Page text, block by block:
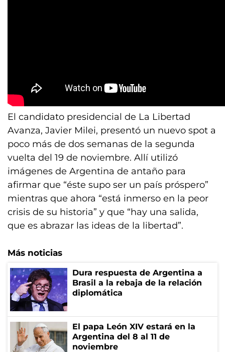
El candidato presidencial de La Libertad
Avanza, Javier Milei, presentó un nuevo spot a
poco más de dos semanas de la segunda
vuelta del 19 de noviembre. Allí utilizó
imágenes de Argentina de antaño para
afirmar que “éste supo ser un país próspero”
mientras que ahora “está inmerso en la peor
crisis de su historia” y que “hay una salida,
que es abrazar las ideas de la libertad”.
Más noticias
Dura respuesta de Argentina a
Brasil a la rebaja de la relación
diplomática
El papa León XIV estará en la
Argentina del 8 al 11 de
noviembre